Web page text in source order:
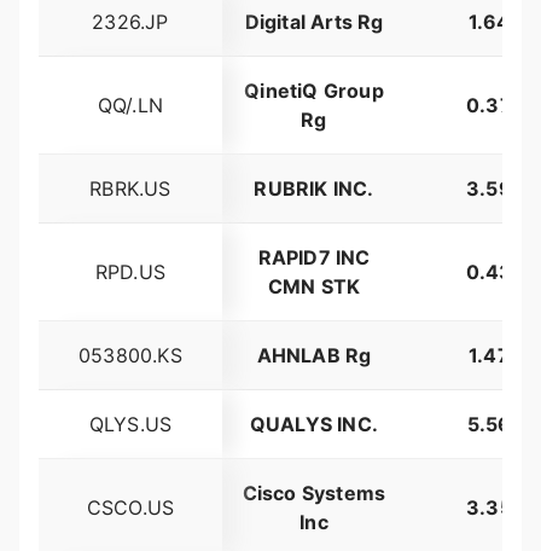
2326.JP Digital Arts Rg 1.64%
QQ/.LN
QinetiQ Group
Rg
0.37%
RBRK.US RUBRIK INC. 3.59%
RPD.US
RAPID7 INC
CMN STK
0.43%
053800.KS AHNLAB Rg 1.47%
QLYS.US QUALYS INC. 5.56%
CSCO.US
Cisco Systems
Inc
3.35%